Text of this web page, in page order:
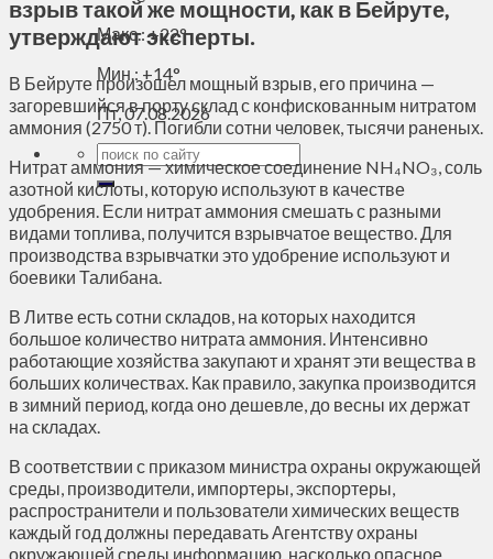
Макс.:+22°
Мин.: +14°
Пт, 07.08.2026
взрыв такой же мощности, как в Бейруте,
утверждают эксперты.
В Бейруте произошел мощный взрыв, его причина —
загоревшийся в порту склад с конфискованным нитратом
аммония (2750 т). Погибли сотни человек, тысячи раненых.
Нитрат аммония — химическое соединение NH₄NO₃, соль
азотной кислоты, которую используют в качестве
удобрения. Если нитрат аммония смешать с разными
видами топлива, получится взрывчатое вещество. Для
производства взрывчатки это удобрение используют и
боевики Талибана.
В Литве есть сотни складов, на которых находится
большое количество нитрата аммония. Интенсивно
работающие хозяйства закупают и хранят эти вещества в
больших количествах. Как правило, закупка производится
в зимний период, когда оно дешевле, до весны их держат
на складах.
В соответствии с приказом министра охраны окружающей
среды, производители, импортеры, экспортеры,
распространители и пользователи химических веществ
каждый год должны передавать Агентству охраны
окружающей среды информацию, насколько опасное